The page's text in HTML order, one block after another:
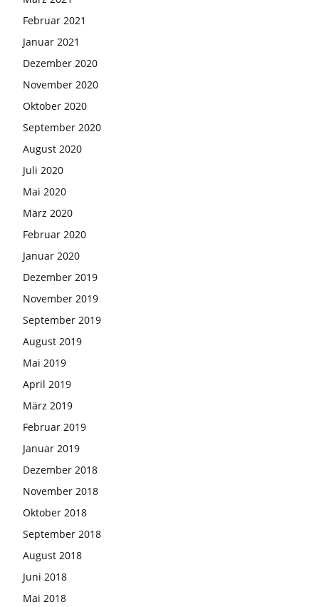
Februar 2021
Januar 2021
Dezember 2020
November 2020
Oktober 2020
September 2020
August 2020
Juli 2020
Mai 2020
März 2020
Februar 2020
Januar 2020
Dezember 2019
November 2019
September 2019
August 2019
Mai 2019
April 2019
März 2019
Februar 2019
Januar 2019
Dezember 2018
November 2018
Oktober 2018
September 2018
August 2018
Juni 2018
Mai 2018